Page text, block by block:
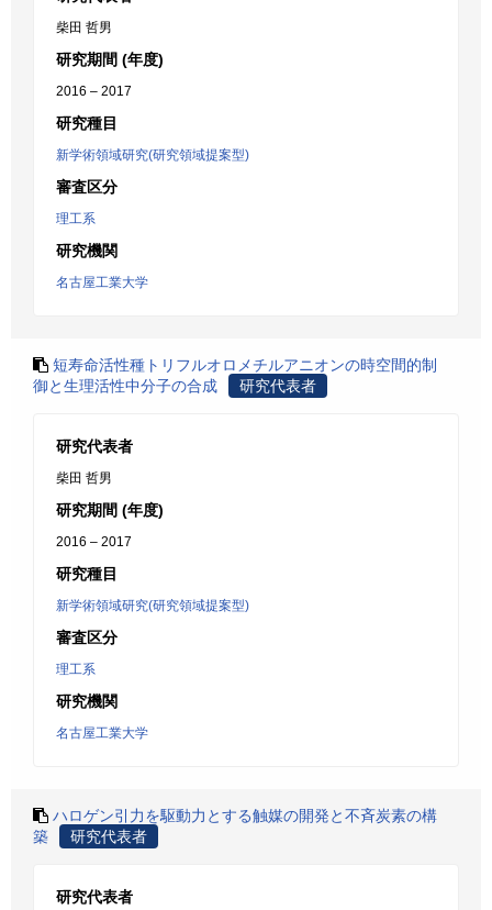
柴田 哲男
研究期間 (年度)
2016 – 2017
研究種目
新学術領域研究(研究領域提案型)
審査区分
理工系
研究機関
名古屋工業大学
短寿命活性種トリフルオロメチルアニオンの時空間的制
御と生理活性中分子の合成
研究代表者
研究代表者
柴田 哲男
研究期間 (年度)
2016 – 2017
研究種目
新学術領域研究(研究領域提案型)
審査区分
理工系
研究機関
名古屋工業大学
ハロゲン引力を駆動力とする触媒の開発と不斉炭素の構
築
研究代表者
研究代表者